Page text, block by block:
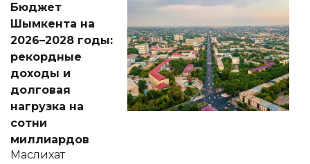
народу
Венесуэлы.
Бюджет
Шымкента на
2026–2028 годы:
рекордные
доходы и
долговая
нагрузка на
сотни
миллиардов
Маслихат